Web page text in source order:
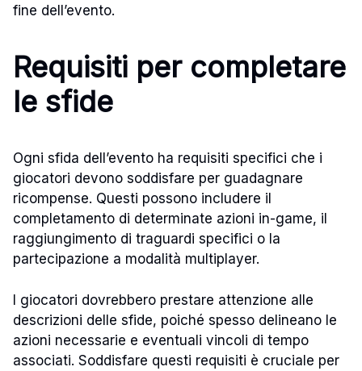
fine dell’evento.
Requisiti per completare
le sfide
Ogni sfida dell’evento ha requisiti specifici che i
giocatori devono soddisfare per guadagnare
ricompense. Questi possono includere il
completamento di determinate azioni in-game, il
raggiungimento di traguardi specifici o la
partecipazione a modalità multiplayer.
I giocatori dovrebbero prestare attenzione alle
descrizioni delle sfide, poiché spesso delineano le
azioni necessarie e eventuali vincoli di tempo
associati. Soddisfare questi requisiti è cruciale per